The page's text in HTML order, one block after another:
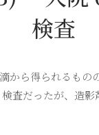
検査
から得られるも
査だったが、造